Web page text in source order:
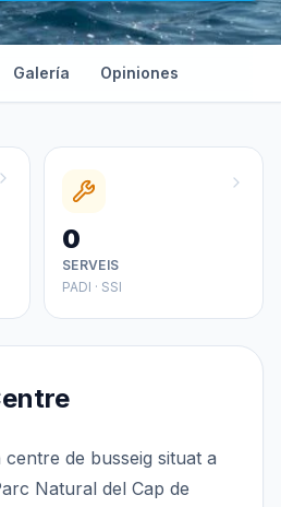
Galería Opiniones
0
SERVEIS
PADI · SSI
centre de busseig situat a
Natural del Cap de